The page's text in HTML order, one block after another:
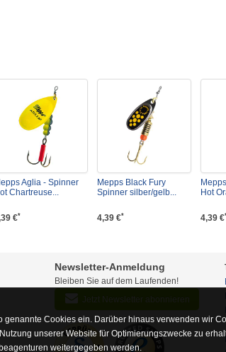
Aglia - Spinner
Chartreuse...
€*
Mepps Black Fury
Spinner silber/gelb...
4,39 €*
Hot
4,39 €
Newsletter-Anmeldung
Bleiben Sie auf dem Laufenden!
Jetzt Newsletter abonnieren
Cookies ein. Darüber hinaus verwenden wir
unserer Website für Optimierungszwecke zu
weitergegeben werden.